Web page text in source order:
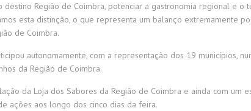
Região de Coimbra, potenciar a gastronomia regional e o
esta distinção, o que representa um balanço extremamente
de Coimbra.
autonomamente, com a representação dos 19 municípios,
da Região de Coimbra.
da Loja dos Sabores da Região de Coimbra e ainda com
ações aos longo dos cinco dias da feira.